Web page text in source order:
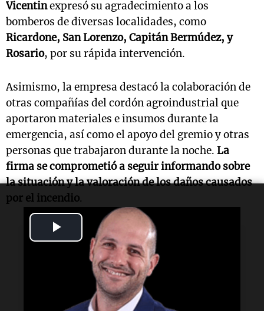
Play
Video
Vicentinexpresó su agradecimiento a los
bomberos de diversas localidades, como
Ricardone, San Lorenzo, Capitán Bermúdez, y
Rosario, por su rápida intervención.
Asimismo, la empresa destacó la colaboración de
otras compañías del cordón agroindustrial que
aportaron materiales e insumos durante la
emergencia, así como el apoyo del gremio y otras
personas que trabajaron durante la noche. La
firma se comprometió a seguir informando sobre
la situación y la valoración de los daños causados
por el incendio.
Lectura rápida
¿Qué ocurrió en la planta de Vicentin?
Se registró un incendio que fue controlado
en la madrugada del miércoles.